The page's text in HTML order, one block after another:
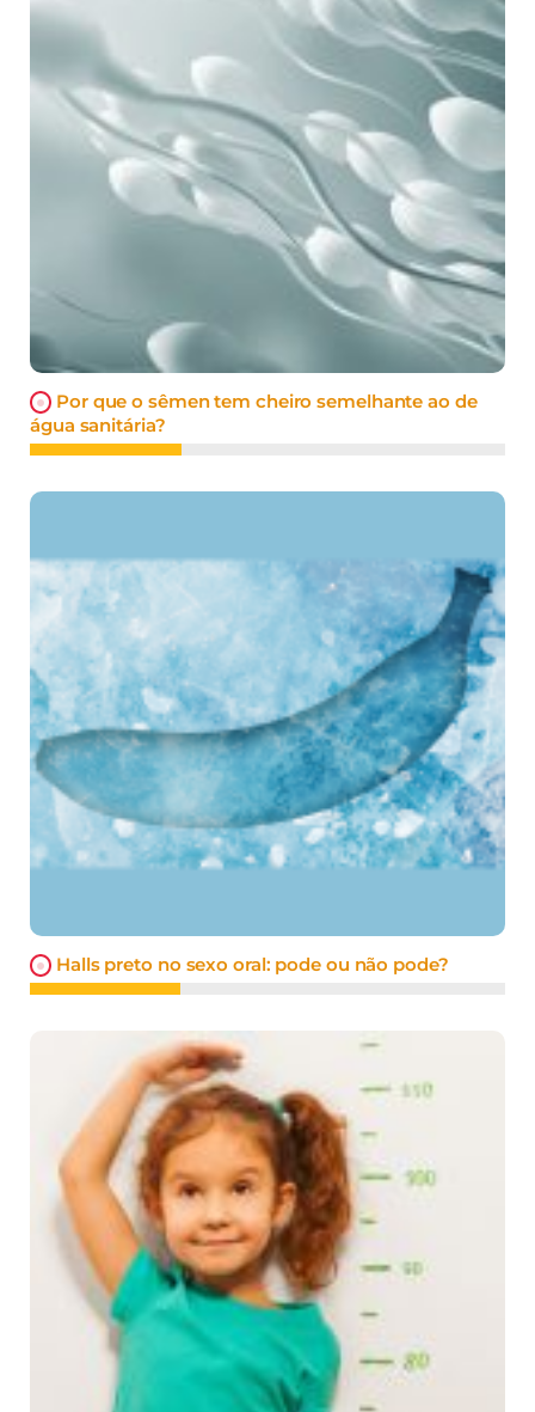
Por que o sêmen tem cheiro semelhante ao de
água sanitária?
Halls preto no sexo oral: pode ou não pode?